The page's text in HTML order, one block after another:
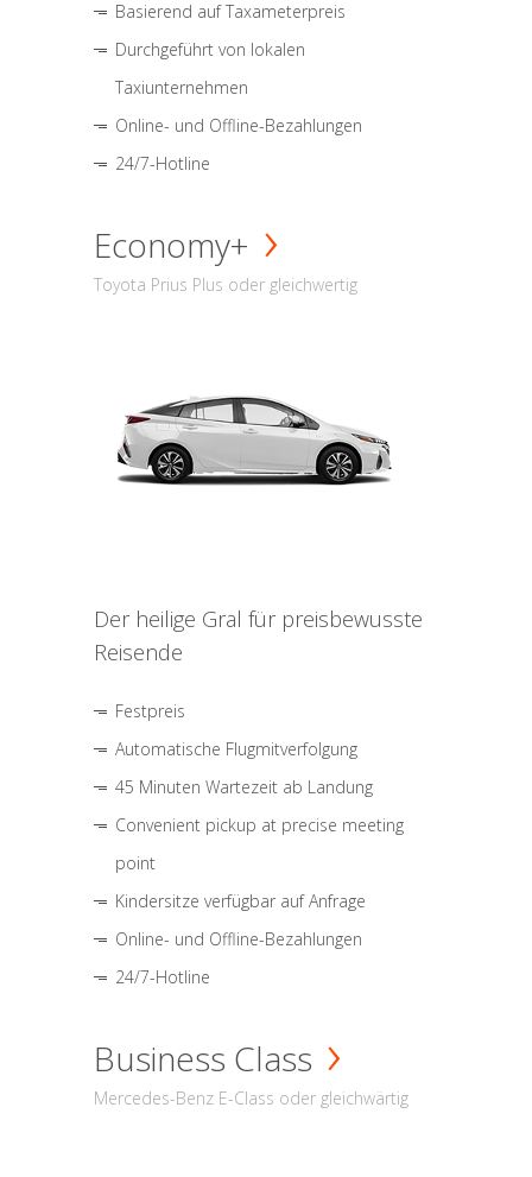
Basierend auf Taxameterpreis
Durchgeführt von lokalen
Taxiunternehmen
Online- und Offline-Bezahlungen
24/7-Hotline
Economy+
Toyota Prius Plus oder gleichwertig
Der heilige Gral für preisbewusste
Reisende
Festpreis
Automatische Flugmitverfolgung
45 Minuten Wartezeit ab Landung
Convenient pickup at precise meeting
point
Kindersitze verfügbar auf Anfrage
Online- und Offline-Bezahlungen
24/7-Hotline
Business Class
Mercedes-Benz E-Class oder gleichwärtig